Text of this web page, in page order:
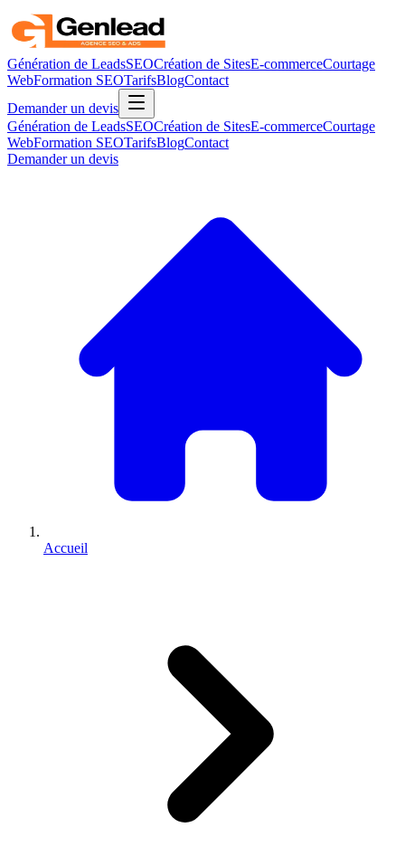
Génération de LeadsSEOCréation de SitesE-commerceCourtage
WebFormation SEOTarifsBlogContact
Demander un devis
Génération de LeadsSEOCréation de SitesE-commerceCourtage
WebFormation SEOTarifsBlogContact
Demander un devis
Accueil